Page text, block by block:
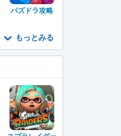
パズドラ攻略
もっとみる